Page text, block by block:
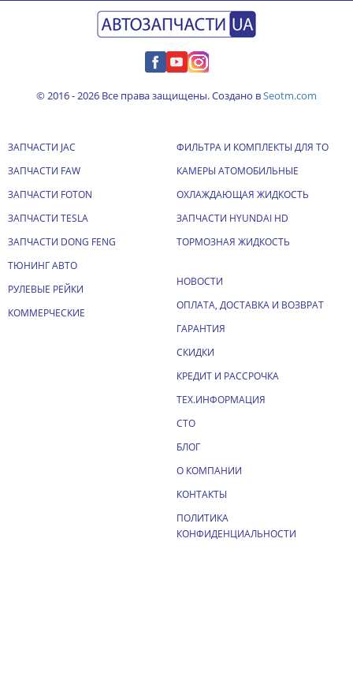
© 2016 - 2026 Все права защищены. Создано вSeotm.com
ЗАПЧАСТИ JAC
ЗАПЧАСТИ FAW
ЗАПЧАСТИ FOTON
ЗАПЧАСТИ TESLA
ЗАПЧАСТИ DONG FENG
ТЮНИНГ АВТО
РУЛЕВЫЕ РЕЙКИ
КОММЕРЧЕСКИЕ
ФИЛЬТРА И КОМПЛЕКТЫ ДЛЯ ТО
КАМЕРЫ АТОМОБИЛЬНЫЕ
ОХЛАЖДАЮЩАЯ ЖИДКОСТЬ
ЗАПЧАСТИ HYUNDAI HD
ТОРМОЗНАЯ ЖИДКОСТЬ
НОВОСТИ
ОПЛАТА, ДОСТАВКА И ВОЗВРАТ
ГАРАНТИЯ
СКИДКИ
КРЕДИТ И РАССРОЧКА
ТЕХ.ИНФОРМАЦИЯ
СТО
БЛОГ
О КОМПАНИИ
КОНТАКТЫ
ПОЛИТИКА
КОНФИДЕНЦИАЛЬНОСТИ